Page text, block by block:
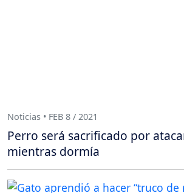
Noticias • FEB 8 / 2021
Perro será sacrificado por
mientras dormía